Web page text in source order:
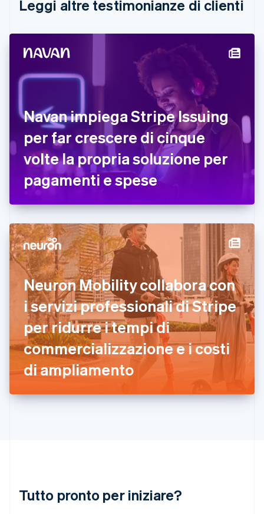
Leggi altre testimonianze di clienti
Navan impiega Stripe Issuing
per far crescere di cinque
volte la propria soluzione per
pagamenti e spese
Neuron Mobility collabora con
i servizi professionali di Stripe
per ridurre i tempi di
commercializzazione e i costi
di ampliamento
Tutto pronto per iniziare?
Cina continentale
Cipro
English
Croazia
Danimarca
Emirati Arabi Uniti
English
Estonia
English
Finlandia
English Svenska
Francia
Germania
Giappone
日本語English
Gibilterra
English
Grecia
English
India
English
Irlanda
English
Italia
ItalianoEnglish
Lettonia
Liechtenstein
Malta
English